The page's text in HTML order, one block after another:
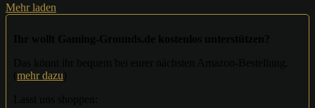
Mehr laden
mehr dazu